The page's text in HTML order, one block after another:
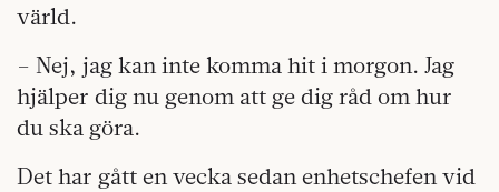
värld.
– Nej, jag kan inte komma hit i morgon. Jag
hjälper dig nu genom att ge dig råd om hur
du ska göra.
Det har gått en vecka sedan enhetschefen vid